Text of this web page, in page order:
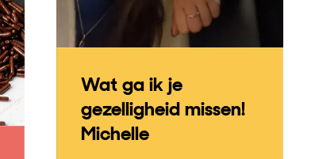
Wat ga ik je
gezelligheid missen!
Michelle